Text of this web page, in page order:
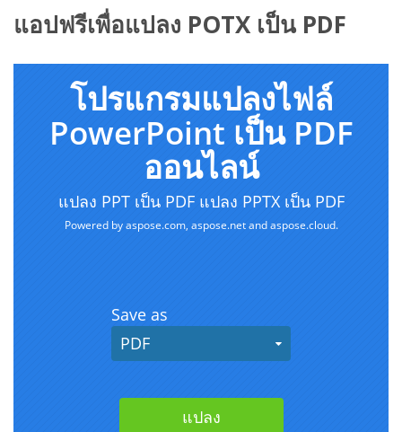
แอปฟรีเพื่อแปลง POTX เป็น PDF